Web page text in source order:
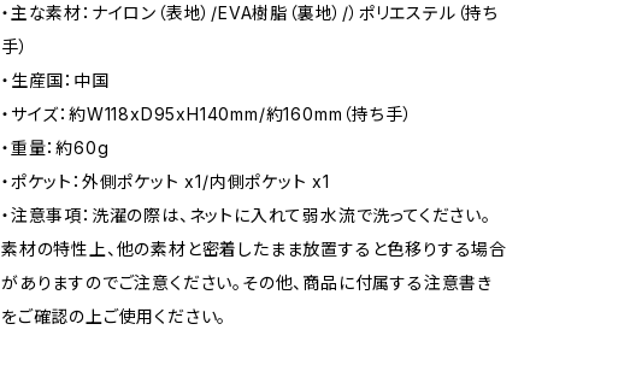
・主な素材：ナイロン（表地）/EVA樹脂（裏地）/）ポリエステル（持ち
手）
・生産国：中国
・サイズ：約W118xD95xH140mm/約160mm（持ち手）
・重量：約60g
・ポケット：外側ポケット x1/内側ポケット x1
・注意事項：洗濯の際は、ネットに入れて弱水流で洗ってください。
素材の特性上、他の素材と密着したまま放置すると色移りする場合
がありますのでご注意ください。その他、商品に付属する注意書き
をご確認の上ご使用ください。